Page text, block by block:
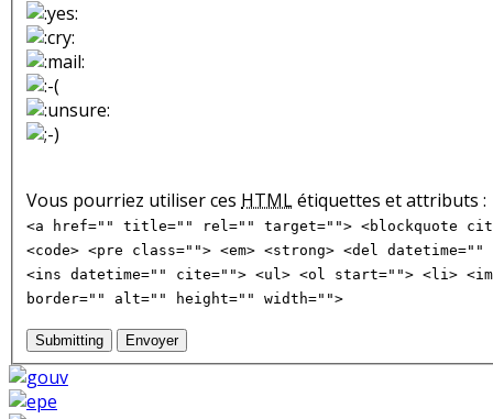
Vous pourriez utiliser ces HTMLétiquettes et attributs :
<a href="" title="" rel="" target=""> <blockquote
<code> <pre class=""> <em> <strong> <del
<ins datetime="" cite=""> <ul> <ol start=""> <li>
border="" alt="" height="" width="">
Submitting Envoyer